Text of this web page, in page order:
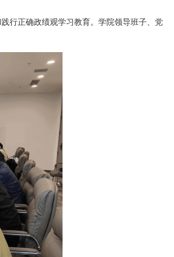
行正确政绩观学习教育。学院领导班子、党